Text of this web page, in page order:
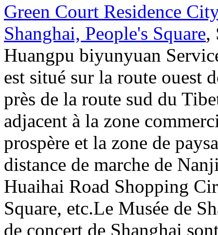
Green Court Residence
Shanghai, People's Square,
Huangpu biyunyuan
est situé sur la route ouest
près de la route sud du
adjacent à la zone
prospère et la zone de
distance de marche de
Huaihai Road Shopping
Square, etc.Le Musée de
de concert de Shanghai